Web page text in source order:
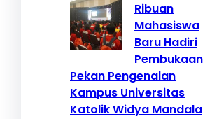
Ribuan
Mahasiswa
Baru Hadiri
Pembukaan
Pekan Pengenalan
Kampus Universitas
Katolik Widya Mandala